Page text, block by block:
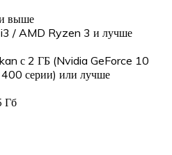
выше
/ AMD Ryzen 3 и лучше
с 2 ГБ (Nvidia GeForce 10
серии) или лучше
Гб